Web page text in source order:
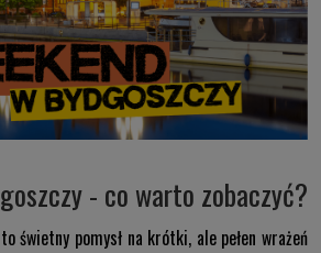
- co warto zobaczyć?
świetny pomysł na krótki, ale pełen wrażeń